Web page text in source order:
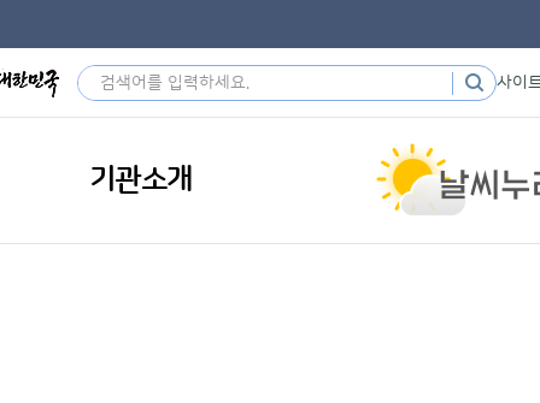
사이
기관소개